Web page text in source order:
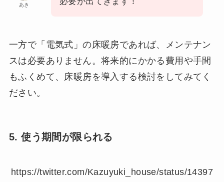
あき
一方で「電気式」の床暖房であれば、メンテナン
スは必要ありません。将来的にかかる費用や手間
もふくめて、床暖房を導入する検討をしてみてく
ださい。
5. 使う期間が限られる
https://twitter.com/Kazuyuki_house/status/14397